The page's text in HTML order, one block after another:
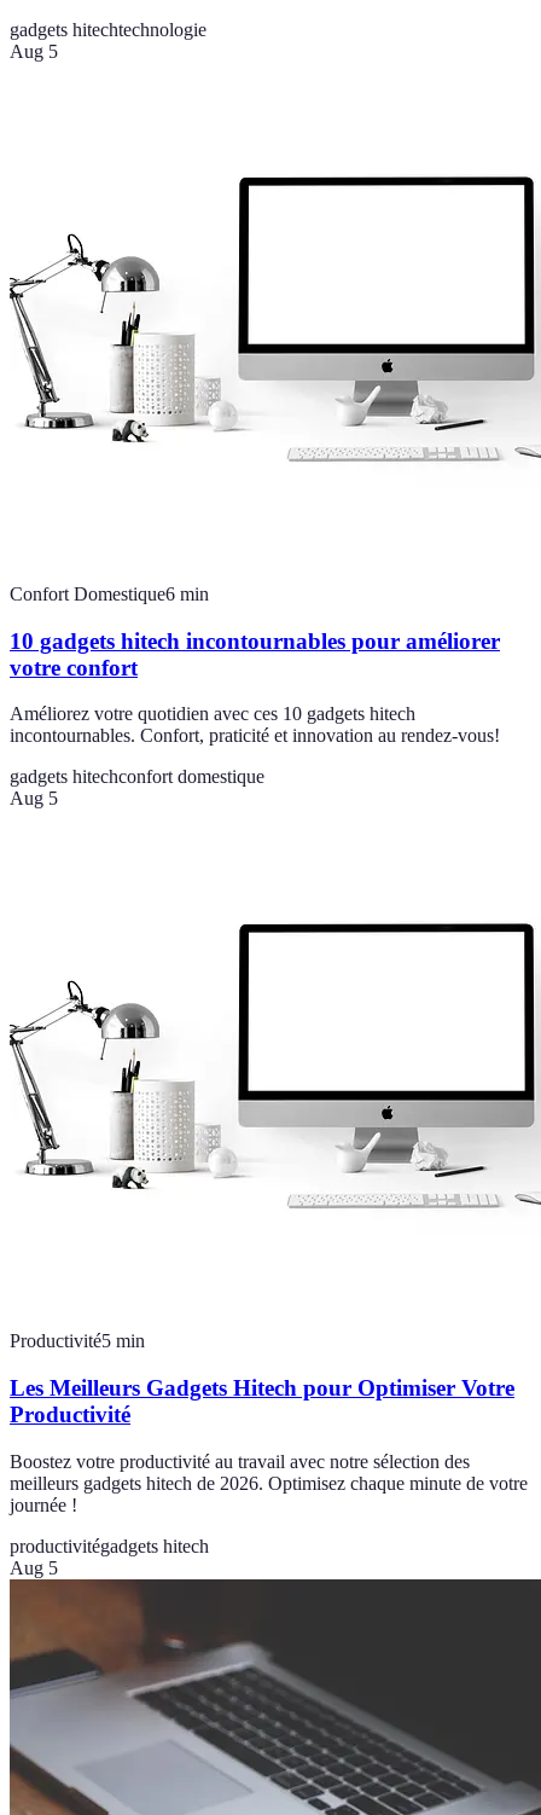
gadgets hitechtechnologie
Aug 5
Confort Domestique6 min
10 gadgets hitech incontournables pour améliorer
votre confort
Améliorez votre quotidien avec ces 10 gadgets hitech
incontournables. Confort, praticité et innovation au rendez-vous!
gadgets hitechconfort domestique
Aug 5
Productivité5 min
Les Meilleurs Gadgets Hitech pour Optimiser Votre
Productivité
Boostez votre productivité au travail avec notre sélection des
meilleurs gadgets hitech de 2026. Optimisez chaque minute de votre
journée !
productivitégadgets hitech
Aug 5